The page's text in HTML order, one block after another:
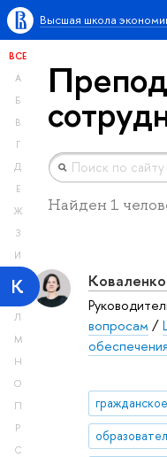
Высшая школа
ВСЕ
А
Б
В
Г
Д
Е
Ж
З
И
К
Л
М
Н
О
П
Р
С
Найден 1
вопросам /
обеспечения